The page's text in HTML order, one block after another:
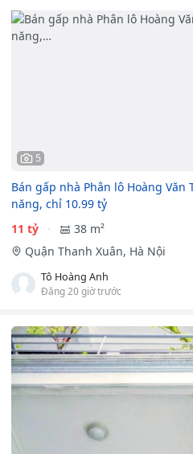
5
Bán gấp nhà Phân lô Hoàng
năng, chỉ 10.99 tỷ
11 tỷ
38 m²
Quận Thanh Xuân, Hà Nội
Tô Hoàng Anh
Đăng 20 giờ trước